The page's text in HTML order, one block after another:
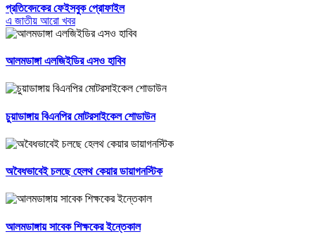
প্রতিবেদকের ফেইসবুক প্রোফাইল
এ জাতীয় আরো খবর
আলমডাঙ্গা এলজিইডির এসও হাবিব
চুয়াডাঙ্গায় বিএনপির মোটরসাইকেল শোডাউন
অবৈধভাবেই চলছে হেলথ কেয়ার ডায়াগনস্টিক
আলমডাঙ্গায় সাবেক শিক্ষকের ইন্তেকাল